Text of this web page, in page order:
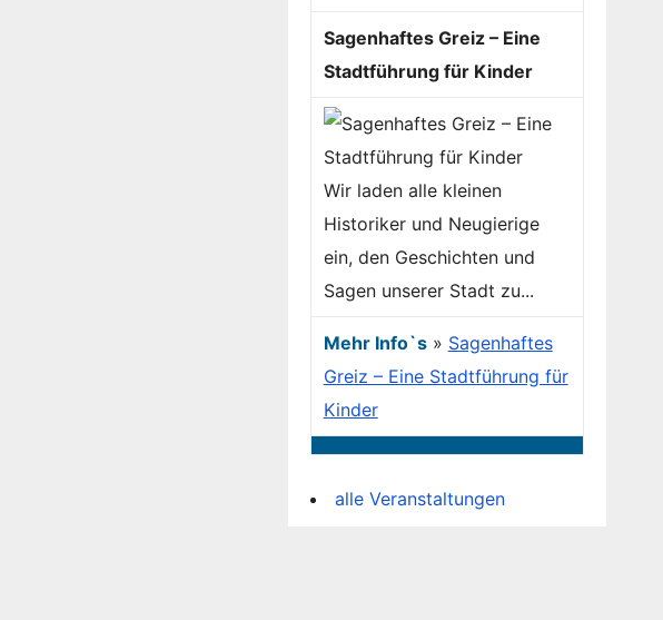
Sagenhaftes Greiz – Eine
Stadtführung für Kinder
Wir laden alle kleinen
Historiker und Neugierige
ein, den Geschichten und
Sagen unserer Stadt zu...
Mehr Info`s» Sagenhaftes
Greiz – Eine Stadtführung für
Kinder
alle Veranstaltungen